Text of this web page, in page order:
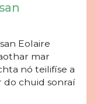
Eolaire
mar
nó teilifíse a
do chuid sonraí